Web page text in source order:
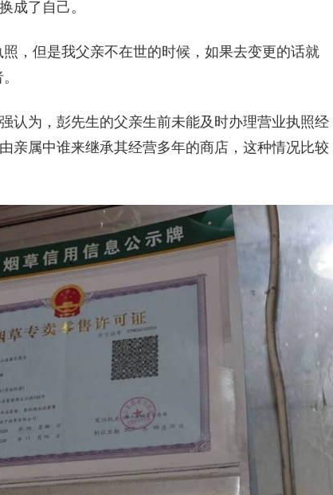
成了自己。
，但是我父亲不在世的时候，如果去变更的话就
认为，彭先生的父亲生前未能及时办理营业执照经
亲属中谁来继承其经营多年的商店，这种情况比较